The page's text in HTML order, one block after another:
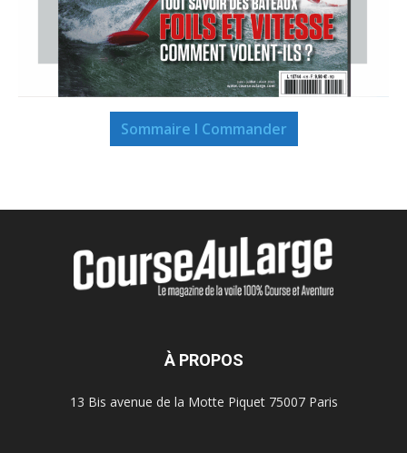
Sommaire I Commander
À PROPOS
13 Bis avenue de la Motte Piquet 75007 Paris